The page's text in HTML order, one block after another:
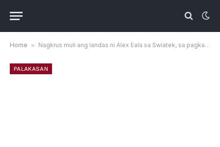
Home » Nagkrus muli ang landas ni Alex Eala sa Swiatek, sa pagkakataong ito sa damuhan
PALAKASAN